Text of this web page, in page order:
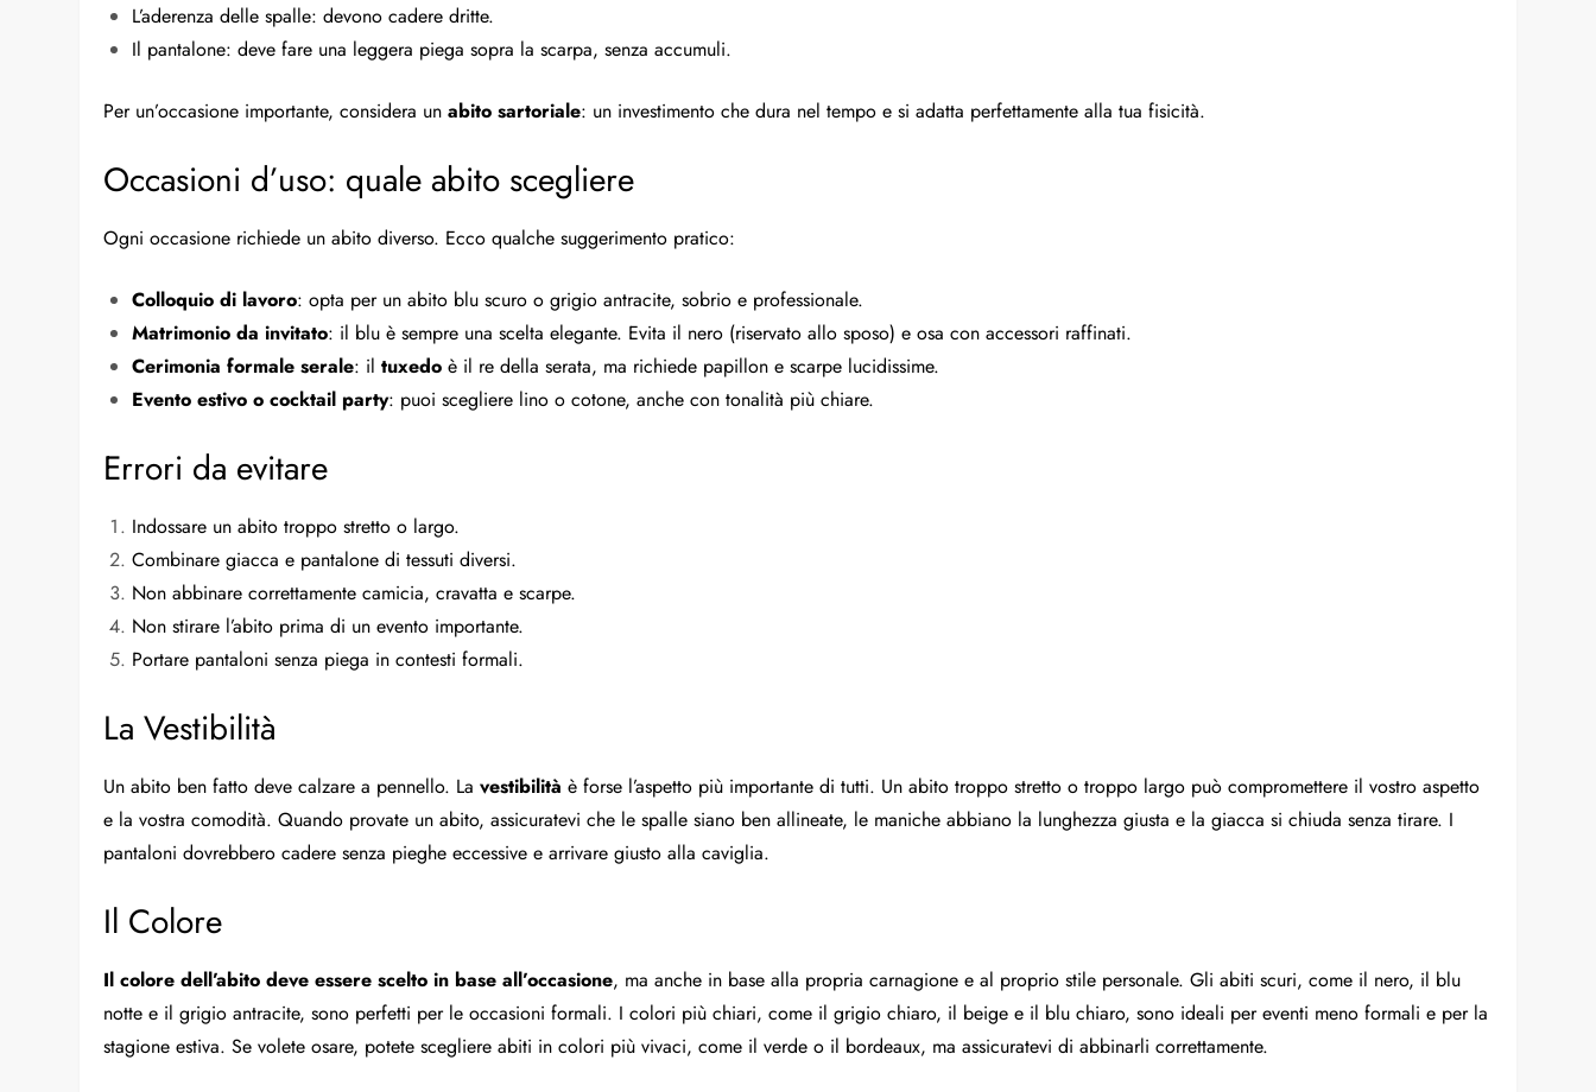
L’aderenza delle spalle: devono cadere dritte.
Il pantalone: deve fare una leggera piega sopra la scarpa, senza accumuli.
Per un’occasione importante, considera unabito sartoriale: un investimento che dura nel tempo e si adatta perfettamente alla tua fisicità.
Occasioni d’uso: quale abito scegliere
Ogni occasione richiede un abito diverso. Ecco qualche suggerimento pratico:
Colloquio di lavoro: opta per un abito blu scuro o grigio antracite, sobrio e professionale.
Matrimonio da invitato: il blu è sempre una scelta elegante. Evita il nero (riservato allo sposo) e osa con accessori raffinati.
Cerimonia formale serale: iltuxedo è il re della serata, ma richiede papillon e scarpe lucidissime.
Evento estivo o cocktail party: puoi scegliere lino o cotone, anche con tonalità più chiare.
Errori da evitare
Indossare un abito troppo stretto o largo.
Combinare giacca e pantalone di tessuti diversi.
Non abbinare correttamente camicia, cravatta e scarpe.
Non stirare l’abito prima di un evento importante.
Portare pantaloni senza piega in contesti formali.
La Vestibilità
Un abito ben fatto deve calzare a pennello. Lavestibilità è forse l’aspetto più importante di tutti. Un abito troppo stretto o troppo largo può compromettere il vostro aspetto
e la vostra comodità. Quando provate un abito, assicuratevi che le spalle siano ben allineate, le maniche abbiano la lunghezza giusta e la giacca si chiuda senza tirare. I
pantaloni dovrebbero cadere senza pieghe eccessive e arrivare giusto alla caviglia.
Il Colore
Il colore dell’abito deve essere scelto in base all’occasione, ma anche in base alla propria carnagione e al proprio stile personale. Gli abiti scuri, come il nero, il blu
notte e il grigio antracite, sono perfetti per le occasioni formali. I colori più chiari, come il grigio chiaro, il beige e il blu chiaro, sono ideali per eventi meno formali e per la
stagione estiva. Se volete osare, potete scegliere abiti in colori più vivaci, come il verde o il bordeaux, ma assicuratevi di abbinarli correttamente.